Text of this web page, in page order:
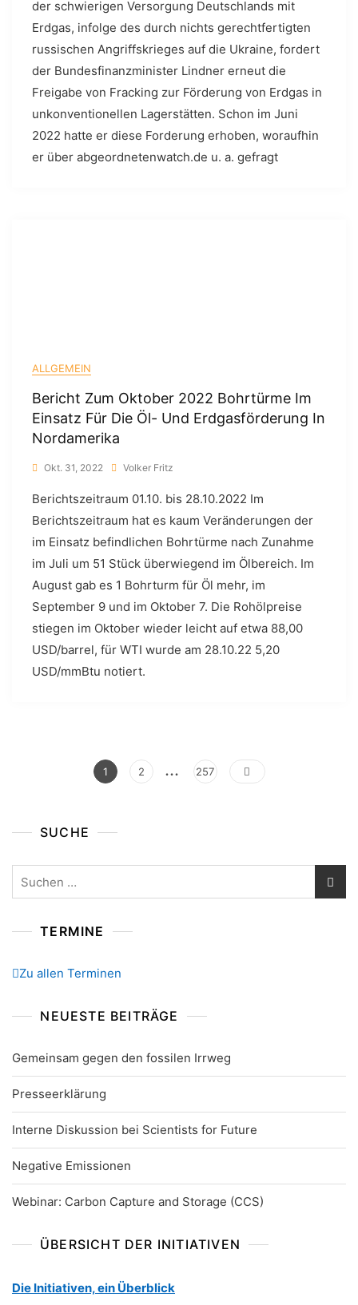
der schwierigen Versorgung Deutschlands mit
Erdgas, infolge des durch nichts gerechtfertigten
russischen Angriffskrieges auf die Ukraine, fordert
der Bundesfinanzminister Lindner erneut die
Freigabe von Fracking zur Förderung von Erdgas in
unkonventionellen Lagerstätten. Schon im Juni
2022 hatte er diese Forderung erhoben, woraufhin
er über abgeordnetenwatch.de u. a. gefragt
ALLGEMEIN
Bericht Zum Oktober 2022 Bohrtürme Im
Einsatz Für Die Öl- Und Erdgasförderung In
Nordamerika
Okt. 31, 2022 Volker Fritz
Berichtszeitraum 01.10. bis 28.10.2022 Im
Berichtszeitraum hat es kaum Veränderungen der
im Einsatz befindlichen Bohrtürme nach Zunahme
im Juli um 51 Stück überwiegend im Ölbereich. Im
August gab es 1 Bohrturm für Öl mehr, im
September 9 und im Oktober 7. Die Rohölpreise
stiegen im Oktober wieder leicht auf etwa 88,00
USD/barrel, für WTI wurde am 28.10.22 5,20
USD/mmBtu notiert.
Seitennummerierung
Page
1 Page
2 … Page
257
SUCHE
TERMINE
Zu allen Terminen
NEUESTE BEITRÄGE
Gemeinsam gegen den fossilen Irrweg
Presseerklärung
Interne Diskussion bei Scientists for Future
Negative Emissionen
Webinar: Carbon Capture and Storage (CCS)
ÜBERSICHT DER INITIATIVEN
Die Initiativen, ein Überblick